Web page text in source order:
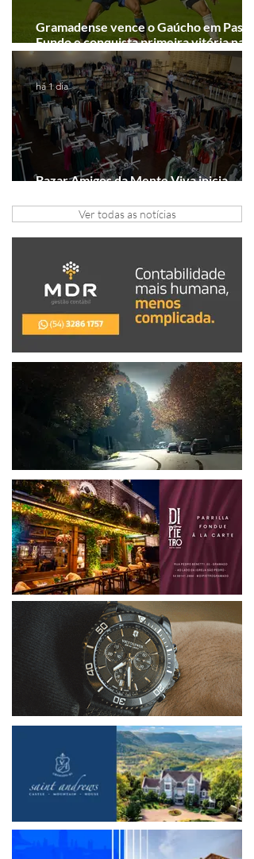
Gramadense vence o Gaúcho em Passo
Fundo e conquista primeira vitória na
Série A2
Bazar Amigos da Mente Viva inicia
há 1 dia
Ver todas as notícias